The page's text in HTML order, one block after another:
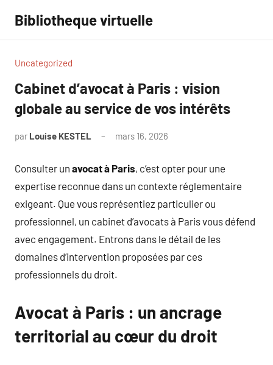
contenu
Bibliotheque virtuelle
Uncategorized
Cabinet d’avocat à Paris : vision
globale au service de vos intérêts
par Louise KESTEL mars 16, 2026
Consulter un avocat à Paris, c’est opter pour une
expertise reconnue dans un contexte réglementaire
exigeant. Que vous représentiez particulier ou
professionnel, un cabinet d’avocats à Paris vous défend
avec engagement. Entrons dans le détail de les
domaines d’intervention proposées par ces
professionnels du droit.
Avocat à Paris : un ancrage
territorial au cœur du droit